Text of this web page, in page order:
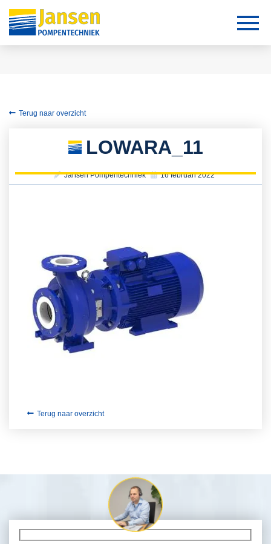
Terug naar overzicht
LOWARA_11
Jansen Pompentechniek 16 februari 2022
Terug naar overzicht